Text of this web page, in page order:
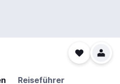
Reiseführer